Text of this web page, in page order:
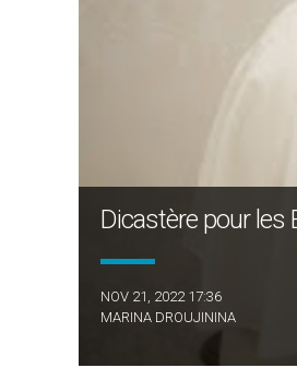
Dicastère pour les
NOV 21, 2022 17:36
MARINA DROUJININA